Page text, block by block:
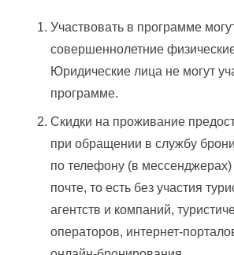
Участвовать в программе
совершеннолетние
Юридические лица не могут
программе.
Скидки на проживание
при обращении в службу
по телефону (в мессенджерах)
почте, то есть без участия
агентств и компаний,
операторов, интернет-